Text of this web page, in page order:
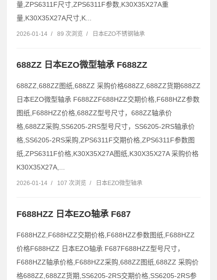
量,ZPS6311F尺寸,ZPS6311F参数,K30X35X27A重
量,K30X35X27A尺寸,K...
2026-01-14 / 89 次浏览 / 日本EZO不锈钢轴承
688ZZ 日本EZO微型轴承 F688ZZ
688ZZ,688ZZ图纸,688ZZ 采购价格688ZZ,688ZZ货期688ZZ
日本EZO微型轴承 F688ZZF688HZZ交期价格,F688HZZ参数
图纸,F688HZZ价格,688ZZ型号尺寸，688ZZ轴承价
格,688ZZ采购,SS6205-2RS型号尺寸，SS6205-2RS轴承价
格,SS6205-2RS采购,ZPS6311F交期价格,ZPS6311F参数图
纸,ZPS6311F价格,K30X35X27A图纸,K30X35X27A 采购价格
K30X35X27A,...
2026-01-14 / 107 次浏览 / 日本EZO微型轴承
F688HZZ 日本EZO轴承 F687
F688HZZ,F688HZZ交期价格,F688HZZ参数图纸,F688HZZ
价格F688HZZ 日本EZO轴承 F687F688HZZ型号尺寸，
F688HZZ轴承价格,F688HZZ采购,688ZZ图纸,688ZZ 采购价
格688ZZ,688ZZ货期,SS6205-2RS交期价格,SS6205-2RS参